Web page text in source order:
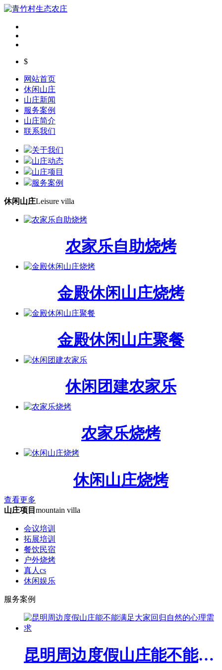
$
网站首页
休闲山庄
山庄新闻
服务案例
山庄简介
联系我们
关于我们
山庄动态
山庄项目
服务案例
休闲山庄Leisure villa
农家乐自助烧烤
金殿休闲山庄烧烤
金殿休闲山庄聚餐
休闲团建农家乐
农家乐烧烤
休闲山庄烧烤
查看更多
山庄项目 mountain villa
会议培训
拓展培训
餐饮民宿
户外烧烤
真人cs
休闲娱乐
服务案例
昆明周边度假山庄能不能满足大家回归自然的心理需求